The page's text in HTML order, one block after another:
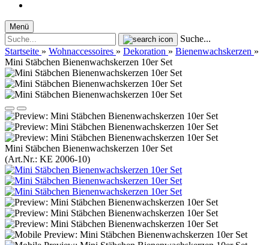
Menü
Suche...
Startseite » Wohnaccessoires » Dekoration » Bienenwachskerzen »
Mini Stäbchen Bienenwachskerzen 10er Set
Mini Stäbchen Bienenwachskerzen 10er Set
(Art.Nr.: KE 2006-10)